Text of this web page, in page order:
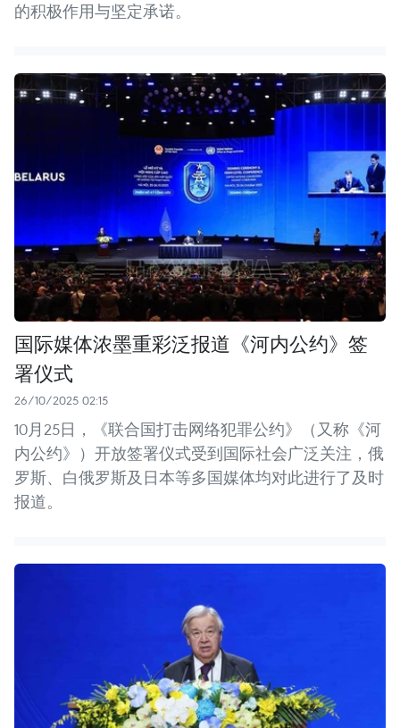
的积极作用与坚定承诺。
国际媒体浓墨重彩泛报道《河内公约》签
署仪式
26/10/2025 02:15
10月25日，《联合国打击网络犯罪公约》（又称《河
内公约》）开放签署仪式受到国际社会广泛关注，俄
罗斯、白俄罗斯及日本等多国媒体均对此进行了及时
报道。